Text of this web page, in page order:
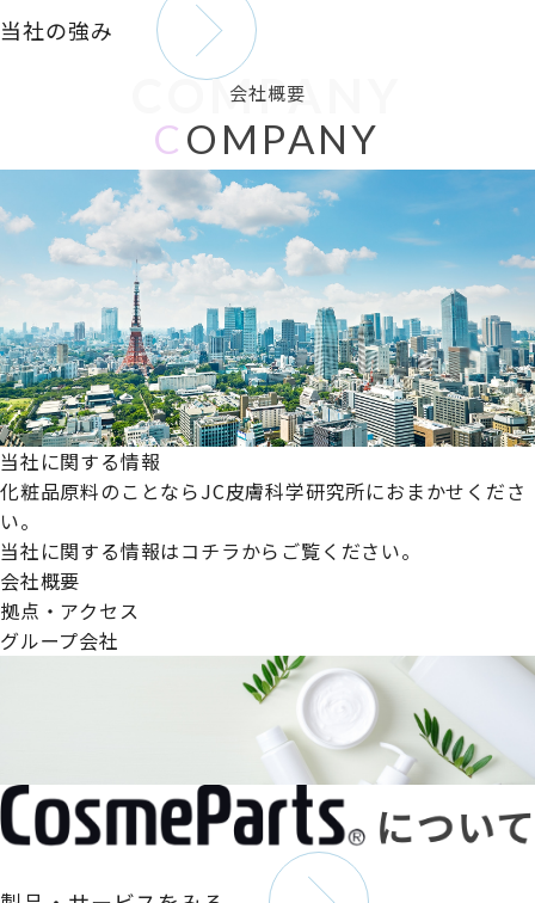
当社の強み
会社概要
COMPANY
C OMPANY
当社に関する情報
化粧品原料のことならJC皮膚科学研究所におまかせくださ
い。
当社に関する情報はコチラからご覧ください。
会社概要
拠点・アクセス
グループ会社